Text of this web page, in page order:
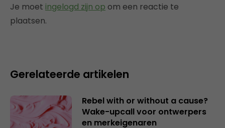
Je moet ingelogd zijn op om een reactie te
plaatsen.
Gerelateerde artikelen
Rebel with or without a cause?
Wake-upcall voor ontwerpers
en merkeigenaren